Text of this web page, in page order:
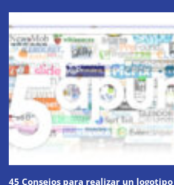
45 Consejos para realizar un